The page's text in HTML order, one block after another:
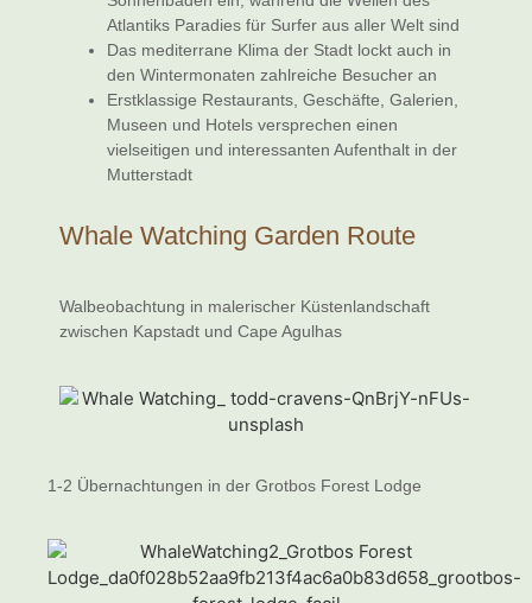
Atlantiks Paradies für Surfer aus aller Welt sind
Das mediterrane Klima der Stadt lockt auch in
den Wintermonaten zahlreiche Besucher an
Erstklassige Restaurants, Geschäfte, Galerien,
Museen und Hotels versprechen einen
vielseitigen und interessanten Aufenthalt in der
Mutterstadt
Whale Watching Garden Route
Walbeobachtung in malerischer Küstenlandschaft
zwischen Kapstadt und Cape Agulhas
1-2 Übernachtungen in der Grotbos Forest Lodge